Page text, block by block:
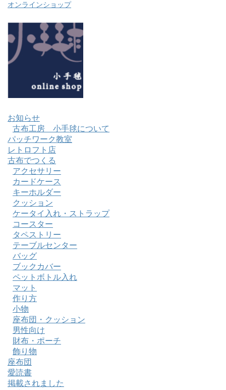
オンラインショップ
お知らせ
古布工房 小手毬について
パッチワーク教室
レトロフト店
古布でつくる
アクセサリー
カードケース
キーホルダー
クッション
ケータイ入れ・ストラップ
コースター
タペストリー
テーブルセンター
バッグ
ブックカバー
ペットボトル入れ
マット
作り方
小物
座布団・クッション
男性向け
財布・ポーチ
飾り物
座布団
愛読書
掲載されました